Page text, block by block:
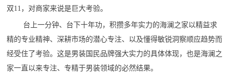
双11，对商家来说是巨大考验。
台上一分钟、台下十年功，积攒多年实力的海澜之家以精益求
精的专业精神、深耕市场的潜心专注、以及懂得敏锐洞察顺应趋势而
经受住了考验。这是男装国民品牌强大实力的具体体现，也是海澜之
家一直以来专注、专精于男装领域的必然结果。